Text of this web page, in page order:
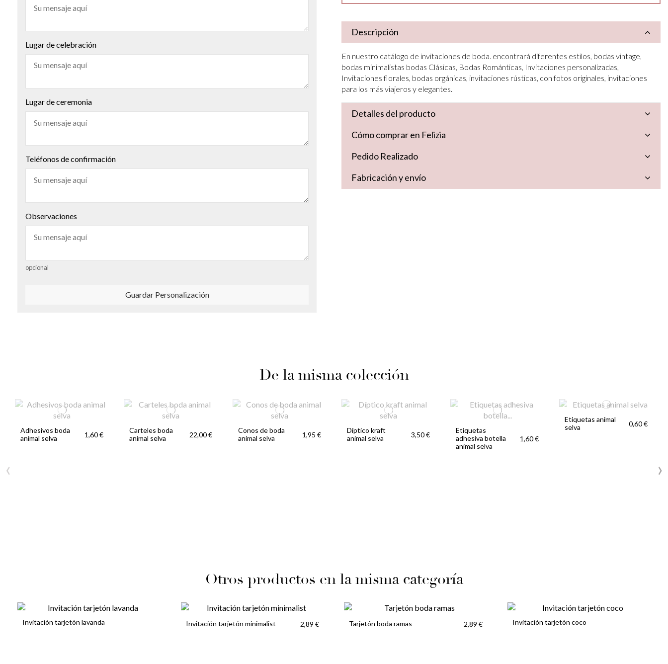
Lugar de celebración
Lugar de ceremonia
Teléfonos de confirmación
Observaciones
opcional
Guardar Personalización
Descripción
En nuestro catálogo de invitaciones de boda. encontrará diferentes estilos, bodas vintage,
bodas minimalistas bodas Clásicas, Bodas Románticas, Invitaciones personalizadas,
Invitaciones florales, bodas orgánicas, invitaciones rústicas, con fotos originales, invitaciones
para los más viajeros y elegantes.
Detalles del producto
Cómo comprar en Felizia
Pedido Realizado
Fabricación y envío
De la misma colección
Adhesivos boda
animal selva
1,60 €
Carteles boda
animal selva
22,00 €
Conos de boda
animal selva
1,95 €
Díptico kraft
animal selva
3,50 €
Etiquetas
adhesiva botella
animal selva
1,60 €
Etiquetas animal
selva
0,60 €
‹ ›
Otros productos en la misma categoría
Invitación tarjetón lavanda Invitación tarjetón minimalist 2,89 € Tarjetón boda ramas 2,89 € Invitación tarjetón coco